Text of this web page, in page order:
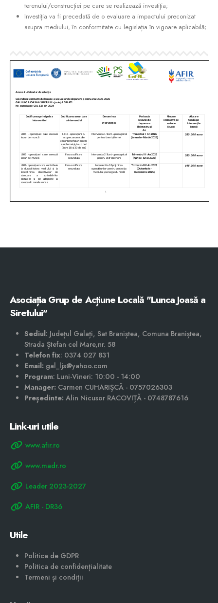
terenului/construcției pe care se realizează investiția;
Investiția va fi precedată de o evaluare a impactului preconizat
asupra mediului, în conformitate cu legislația în vigoare aplicabilă;
Asociația Grup de Acțiune Locală "Lunca Joasă a
Siretului"
Sediul: Județul Galați, Sat Braniștea, Comuna Braniștea,
Strada Ștefan cel Mare,nr. 58
Telefon fix: 0374 027 831
Email: gal_ljs@yahoo.com
Program: Luni-Vineri: 10:00 - 14:00
Manager: Carmen CUHARIȘCĂ - 0757026303
Președinte: Alin Nicusor RACOVIȚĂ - 0748787616
Link-uri utile
www.afir.ro
www.madr.ro
Leader 2023-2027
AFIR - DR36
Utile
Politica de GDPR
Politica de confidențialitate
Termeni și condiții